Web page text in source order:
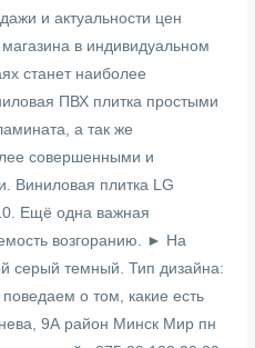
и актуальности цен
в индивидуальном
станет наиболее
ПВХ плитка простыми
а так же
совершенными и
Виниловая плитка LG
Ещё одна важная
возгоранию. ► На
серый темный. Тип дизайна:
о том, какие есть
9А район Минск Мир пн